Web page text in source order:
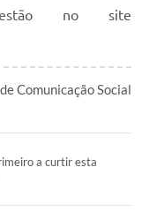
no site
Comunicação Social
a curtir esta